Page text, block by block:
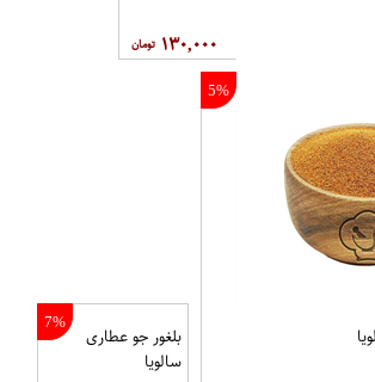
۱۳۰,۰۰۰
5%
7%
بلغور جو عطاری
سالویا